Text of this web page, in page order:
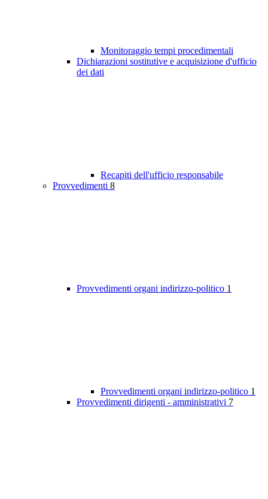
Monitoraggio tempi procedimentali
Dichiarazioni sostitutive e acquisizione d'ufficio
dei dati
Recapiti dell'ufficio responsabile
Provvedimenti 8
Provvedimenti organi indirizzo-politico 1
Provvedimenti organi indirizzo-politico 1
Provvedimenti dirigenti - amministrativi 7